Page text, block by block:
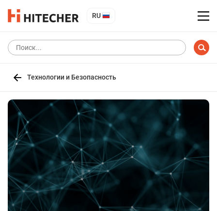
RU
Технологии и Безопасность